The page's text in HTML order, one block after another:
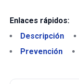
Enlaces rápidos:
Descripción
Prevención